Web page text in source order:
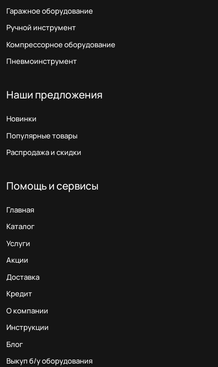
Гаражное оборудование
Ручной инструмент
Компрессорное оборудование
Пневмоинструмент
Наши предложения
Новинки
Популярные товары
Распродажа и скидки
Помощь и сервисы
Главная
Каталог
Услуги
Акции
Доставка
Кредит
О компании
Инструкции
Блог
Выкуп б/у оборудования